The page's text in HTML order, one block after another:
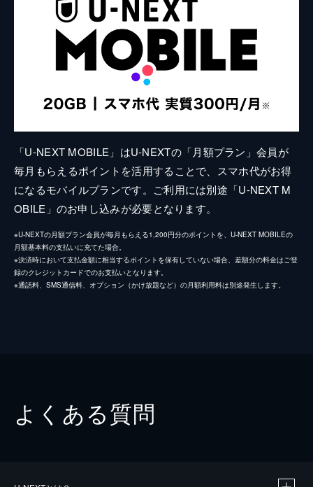
「U-NEXT MOBILE」はU-NEXTの「月額プラン」会員が
毎月もらえるポイントを活用することで、スマホ代がお得
になるモバイルプランです。ご利用には別途「U-NEXT M
OBILE」のお申し込みが必要となります。
※U-NEXTの月額プラン会員が毎月もらえる1,200円分のポイントを、U-NEXT MOBILEの
月額基本料の支払いに充てた場合。
※決済時において支払金額に相当するポイントを保有していない場合、差額分の料金はご登
録のクレジットカードでのお支払いとなります。
※通話料、SMS通信料、オプション（かけ放題など）の月額利用料は別途発生します。
よくある質問